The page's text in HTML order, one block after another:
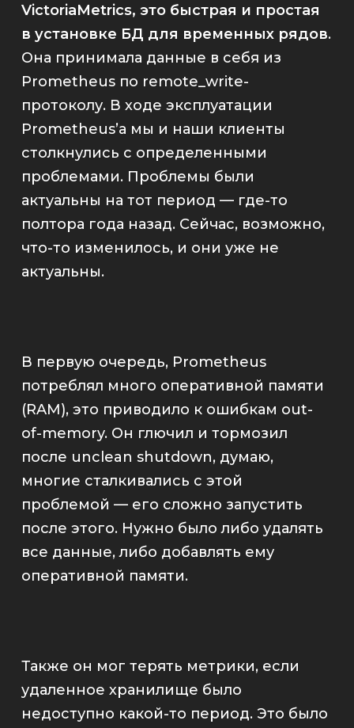
VictoriaMetrics, это быстрая и простая
в установке БД для временных рядов.
Она принимала данные в себя из
Prometheus по remote_write-
протоколу. В ходе эксплуатации
Prometheus’а мы и наши клиенты
столкнулись с определенными
проблемами. Проблемы были
актуальны на тот период — где-то
полтора года назад. Сейчас, возможно,
что-то изменилось, и они уже не
актуальны.
В первую очередь, Prometheus
потреблял много оперативной памяти
(RAM), это приводило к ошибкам out-
of-memory. Он глючил и тормозил
после unclean shutdown, думаю,
многие сталкивались с этой
проблемой — его сложно запустить
после этого. Нужно было либо удалять
все данные, либо добавлять ему
оперативной памяти.
Также он мог терять метрики, если
удаленное хранилище было
недоступно какой-то период. Это было